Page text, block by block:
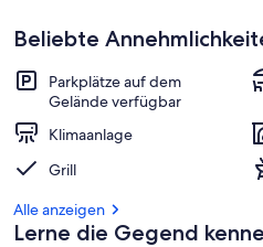
Beliebte
Parkplätze auf dem
Gelände verfügbar
Klimaanlage
Grill
Alle anzeigen
Lerne die Gegend